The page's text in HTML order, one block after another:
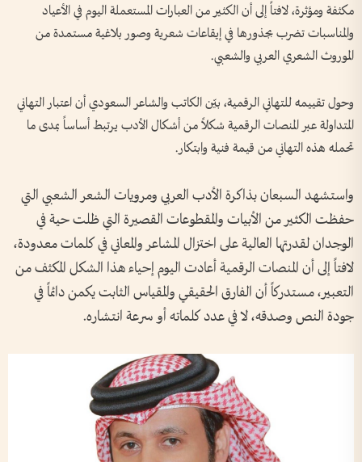
مكثفة ومؤثرة، لافتاً إلى أن الكثير من العبارات المستعملة اليوم في الأعياد
والمناسبات تضرب بجذورها في إيقاعات شعرية وصور بلاغية مستمدة من
الموروث الشعري العربي والشعبي.
وحول تقييمه للتهاني الرقمية، بيّن الكاتب والشاعر السعودي أن اعتبار التهاني
المتداولة عبر المنصات الرقمية شكلاً من أشكال الأدب يرتبط أساساً بمدى ما
تحمله هذه التهاني من قيمة فنية وابتكار.
واستشهد السبعان بذاكرة الأدب العربي ومرويات الشعر الشعبي التي
حفظت الكثير من الأبيات والمقطوعات القصيرة التي ظلت حية في
الوجدان لقدرتها العالية على اختزال المشاعر والمعاني في كلمات معدودة،
لافتاً إلى أن المنصات الرقمية أعادت اليوم إحياء هذا الشكل المكثف من
التعبير، مستدركاً أن الفارق الحقيقي والمقياس الثابت يكمن دائماً في
جودة النص وصدقه، لا في عدد كلماته أو سرعة انتشاره.